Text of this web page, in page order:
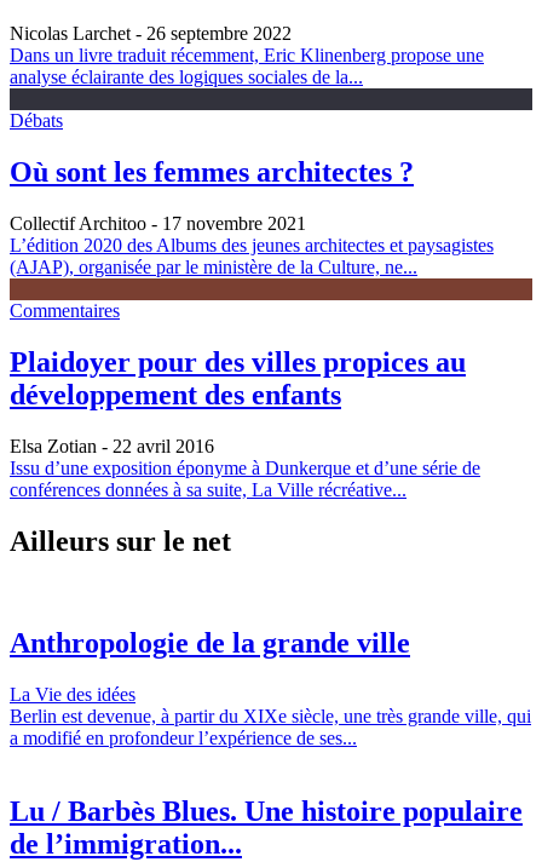
Nicolas Larchet - 26 septembre 2022
Dans un livre traduit récemment, Eric Klinenberg propose une
analyse éclairante des logiques sociales de la...
Débats
Où sont les femmes architectes ?
Collectif Architoo - 17 novembre 2021
L’édition 2020 des Albums des jeunes architectes et paysagistes
(AJAP), organisée par le ministère de la Culture, ne...
Commentaires
Plaidoyer pour des villes propices au
développement des enfants
Elsa Zotian - 22 avril 2016
Issu d’une exposition éponyme à Dunkerque et d’une série de
conférences données à sa suite, La Ville récréative...
Ailleurs sur le net
Anthropologie de la grande ville
La Vie des idées
Berlin est devenue, à partir du XIXe siècle, une très grande ville, qui
a modifié en profondeur l’expérience de ses...
Lu / Barbès Blues. Une histoire populaire
de l’immigration...